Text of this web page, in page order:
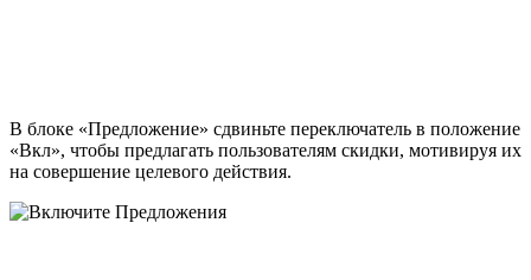
В блоке «Предложение» сдвиньте переключатель в положение
«Вкл», чтобы предлагать пользователям скидки, мотивируя их
на совершение целевого действия.